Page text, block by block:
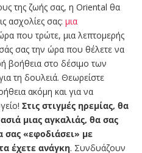
της ζωής σας, η Oriental θα
ασχολίες σας: μια
που τρώτε, μια λεπτομερής
σας την ώρα που θέλετε να
βοήθεια στο δέσιμο των
τη δουλειά. Θεωρείστε
ακόμη και για να
Στις στιγμές ηρεμίας, θα
μιας αγκαλιάς, θα σας
σας «εφοδιάσει» με
έχετε ανάγκη. Συνδυάζουν